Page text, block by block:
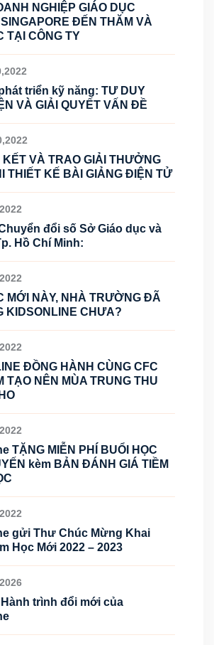
NGHIỆP GIÁO DỤC
ĐẾN THĂM VÀ
TẠI CÔNG TY
triển kỹ năng: TƯ DUY
VÀ GIẢI QUYẾT VẤN ĐỀ
KẾT VÀ TRAO GIẢI THƯỞNG
THIẾT KẾ BÀI GIẢNG ĐIỆN TỬ
đổi số Sở Giáo dục và
Hồ Chí Minh:
MỚI NÀY, NHÀ TRƯỜNG ĐÃ
KIDSONLINE CHƯA?
ĐỒNG HÀNH CÙNG CFC
TẠO NÊN MÙA TRUNG THU
TẶNG MIỄN PHÍ BUỔI HỌC
kèm BẢN ĐÁNH GIÁ TIỀM
gửi Thư Chúc Mừng Khai
Học Mới 2022 – 2023
Hành trình đổi mới của